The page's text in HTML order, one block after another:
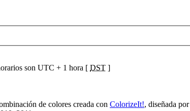
son UTC + 1 hora [ DST ]
de colores creada con ColorizeIt!, diseñada por